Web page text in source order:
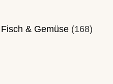
& Gemüse (168)